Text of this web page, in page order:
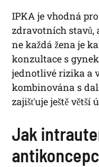
IPKA je vhodná
zdravotních stavů,
ne každá žena je
konzultace s
jednotlivé rizika a
kombinována s
zajišťuje ještě větší
Jak